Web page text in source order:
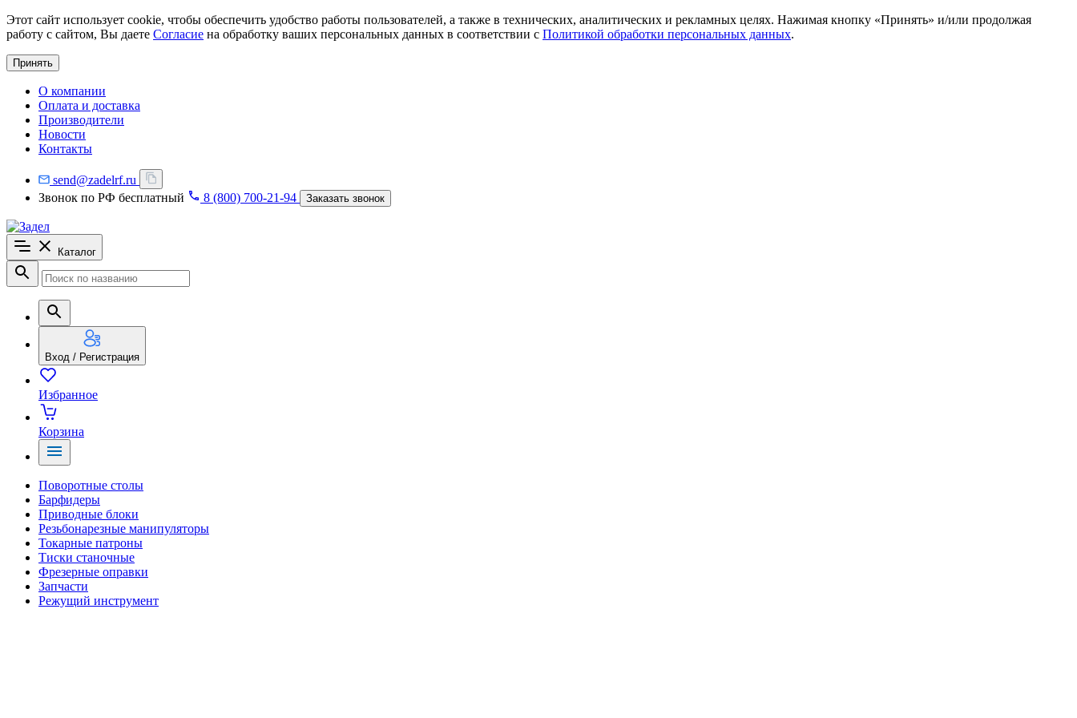
Этот сайт использует cookie, чтобы обеспечить удобство работы пользователей, а также в технических, аналитических и рекламных целях. Нажимая кнопку «Принять» и/или продолжая
работу с сайтом, Вы даете Согласие на обработку ваших персональных данных в соответствии с Политикой обработки персональных данных.
Принять
О компании
Оплата и доставка
Производители
Новости
Контакты
send@zadelrf.ru
Звонок по РФ бесплатный
8 (800) 700-21-94 Заказать звонок
Каталог
Вход / Регистрация
Избранное
Корзина
Поворотные столы
Барфидеры
Приводные блоки
Резьбонарезные манипуляторы
Токарные патроны
Тиски станочные
Фрезерные оправки
Запчасти
Режущий инструмент